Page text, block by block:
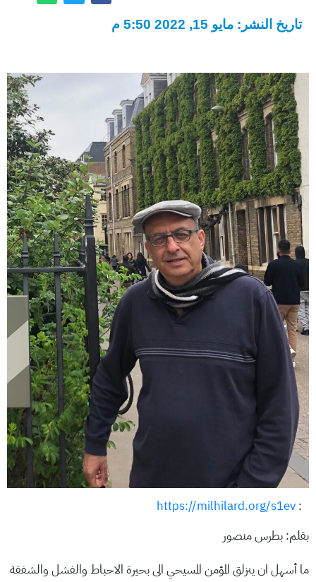
تاريخ النشر: مايو 15, 2022 5:50 م
:
https://milhilard.org/s1ev
بقلم: بطرس منصور
ما أسهل ان ينزلق المؤمن المسيحي الى بحيرة الاحباط والفشل والشفقة